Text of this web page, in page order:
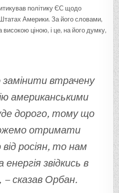
політику ЄС щодо
Америки. За його словами,
ціною, і це, на його думку,
втрачену
американськими
дорого, тому що
отримати
росіян, то нам
звідкись в
– сказав Орбан.